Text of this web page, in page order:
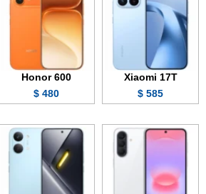
Xiaomi 17T
585 $
Honor 600
480 $